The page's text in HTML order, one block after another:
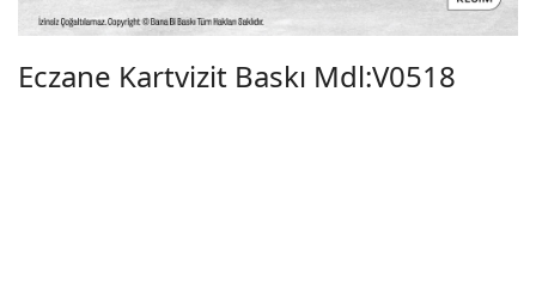
Eczane Kartvizit Baskı Mdl:V0518